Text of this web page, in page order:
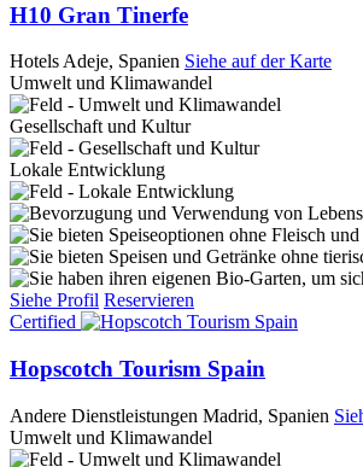
H10 Gran Tinerfe
Hotels Adeje, Spanien Siehe auf der Karte
Umwelt und Klimawandel
Gesellschaft und Kultur
Lokale Entwicklung
Siehe Profil Reservieren
Certified
Hopscotch Tourism Spain
Andere Dienstleistungen Madrid, Spanien
Umwelt und Klimawandel